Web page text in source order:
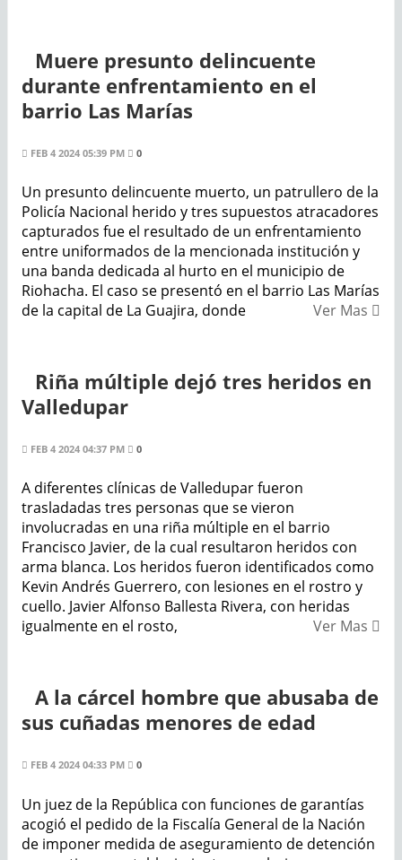
Muere presunto delincuente
durante enfrentamiento en el
barrio Las Marías
FEB 4 2024 05:39 PM 0
Un presunto delincuente muerto, un patrullero de la
Policía Nacional herido y tres supuestos atracadores
capturados fue el resultado de un enfrentamiento
entre uniformados de la mencionada institución y
una banda dedicada al hurto en el municipio de
Riohacha. El caso se presentó en el barrio Las Marías
de la capital de La Guajira, donde
Ver Mas
Riña múltiple dejó tres heridos en
Valledupar
FEB 4 2024 04:37 PM 0
A diferentes clínicas de Valledupar fueron
trasladadas tres personas que se vieron
involucradas en una riña múltiple en el barrio
Francisco Javier, de la cual resultaron heridos con
arma blanca. Los heridos fueron identificados como
Kevin Andrés Guerrero, con lesiones en el rostro y
cuello. Javier Alfonso Ballesta Rivera, con heridas
igualmente en el rosto,
Ver Mas
A la cárcel hombre que abusaba de
sus cuñadas menores de edad
FEB 4 2024 04:33 PM 0
Un juez de la República con funciones de garantías
acogió el pedido de la Fiscalía General de la Nación
de imponer medida de aseguramiento de detención